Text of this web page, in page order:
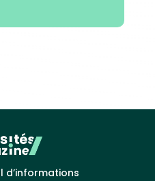
d’informations